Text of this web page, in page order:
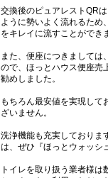
交換後のピュアレストQR
ように勢いよく流れるため
をキレイに流すことができ
また、便座につきましては
ので、ほっとハウス便座売
勧めしました。
もちろん最安値を実現して
ざいません。
洗浄機能も充実しておりま
は、ぜひ『ほっとウォッシ
トイレを取り扱う業者様